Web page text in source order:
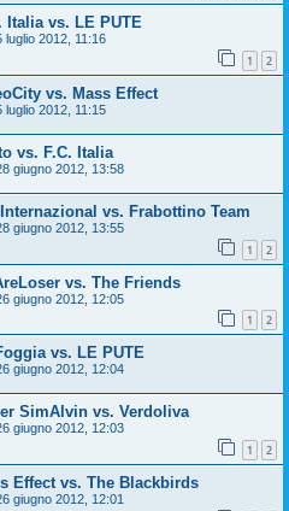
Italia vs. LE PUTE
luglio 2012, 11:16
1 2
vs. Mass Effect
luglio 2012, 11:15
vs. F.C. Italia
giugno 2012, 13:58
vs. Frabottino Team
giugno 2012, 13:55
1 2
vs. The Friends
giugno 2012, 12:05
1 2
vs. LE PUTE
giugno 2012, 12:04
SimAlvin vs. Verdoliva
giugno 2012, 12:03
1 2
Effect vs. The Blackbirds
giugno 2012, 12:01